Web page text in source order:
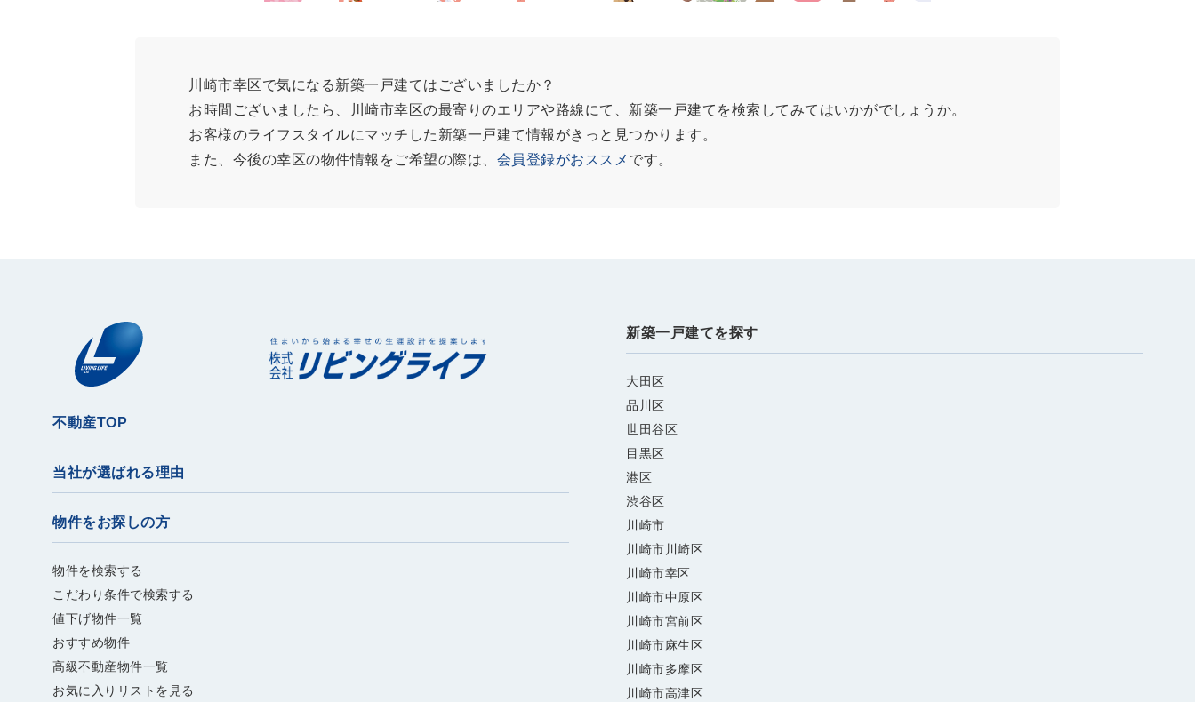
川崎市幸区で気になる新築一戸建てはございましたか？
お時間ございましたら、川崎市幸区の最寄りのエリアや路線にて、新築一戸建てを検索してみてはいかがでしょうか。
お客様のライフスタイルにマッチした新築一戸建て情報がきっと見つかります。
また、今後の幸区の物件情報をご希望の際は、 会員登録がおススメ です。
不動産TOP
当社が選ばれる理由
物件をお探しの方
物件を検索する
こだわり条件で検索する
値下げ物件一覧
おすすめ物件
高級不動産物件一覧
お気に入りリストを見る
新築一戸建てを探す
大田区
品川区
世田谷区
目黒区
港区
渋谷区
川崎市
川崎市川崎区
川崎市幸区
川崎市中原区
川崎市宮前区
川崎市麻生区
川崎市多摩区
川崎市高津区